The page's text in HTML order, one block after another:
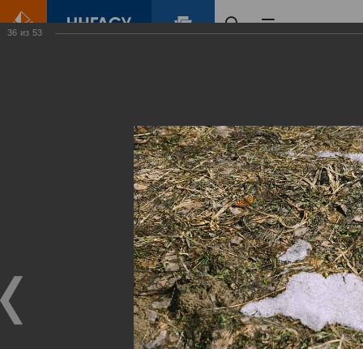
Виртуальные
выставки
(фотоальбомы)
36 из 53